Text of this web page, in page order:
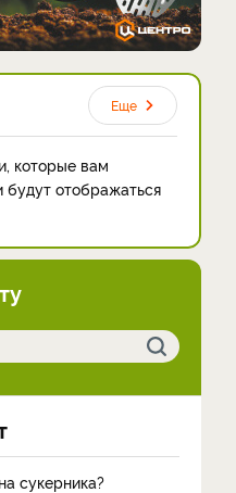
Еще
которые вам
будут отображаться
сукерника?